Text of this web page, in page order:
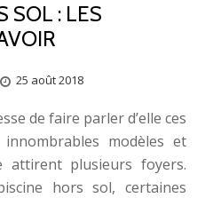
SOL : LES
25 août 2018
de faire parler d’elle ces
modèles et
attirent plusieurs foyers.
hors sol, certaines